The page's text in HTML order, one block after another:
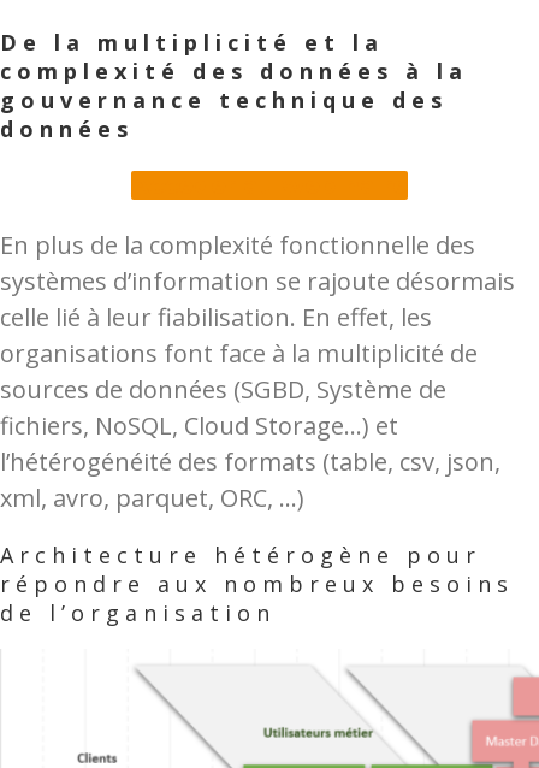
De la multiplicité et la
complexité des données à la
gouvernance technique des
données
En plus de la complexité fonctionnelle des
systèmes d’information se rajoute désormais
celle lié à leur fiabilisation. En effet, les
organisations font face à la multiplicité de
sources de données (SGBD, Système de
fichiers, NoSQL, Cloud Storage…) et
l’hétérogénéité des formats (table, csv, json,
xml, avro, parquet, ORC, …)
Architecture hétérogène pour
répondre aux nombreux besoins
de l’organisation